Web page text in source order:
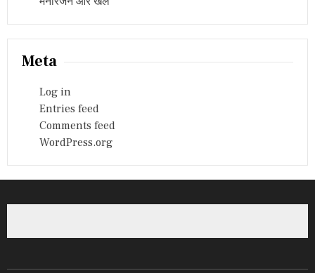
Meta
Log in
Entries feed
Comments feed
WordPress.org